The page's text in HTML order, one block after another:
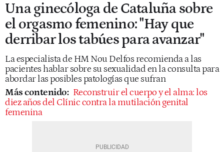
Una ginecóloga de Cataluña sobre
el orgasmo femenino: "Hay que
derribar los tabúes para avanzar"
La especialista de HM Nou Delfos recomienda a las
pacientes hablar sobre su sexualidad en la consulta para
abordar las posibles patologías que sufran
Más contenido: Reconstruir el cuerpo y el alma: los
diez años del Clínic contra la mutilación genital
femenina